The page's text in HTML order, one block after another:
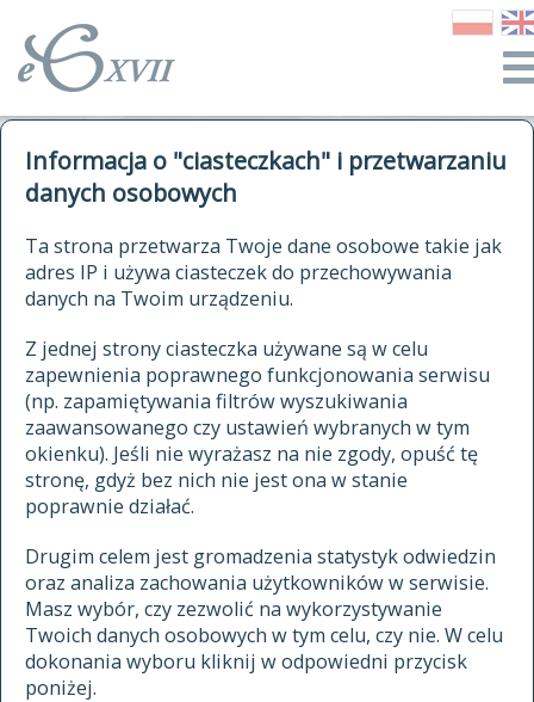
Informacja o "ciasteczkach" i przetwarzaniu
danych osobowych
Ta strona przetwarza Twoje dane osobowe takie jak
adres IP i używa ciasteczek do przechowywania
danych na Twoim urządzeniu.
Z jednej strony ciasteczka używane są w celu
zapewnienia poprawnego funkcjonowania serwisu
(np. zapamiętywania filtrów wyszukiwania
zaawansowanego czy ustawień wybranych w tym
okienku). Jeśli nie wyrażasz na nie zgody, opuść tę
stronę, gdyż bez nich nie jest ona w stanie
poprawnie działać.
Drugim celem jest gromadzenia statystyk odwiedzin
oraz analiza zachowania użytkowników w serwisie.
Masz wybór, czy zezwolić na wykorzystywanie
Twoich danych osobowych w tym celu, czy nie. W celu
dokonania wyboru kliknij w odpowiedni przycisk
poniżej.
autorzy Słownika
historia
publikacje
źródła
autorzy tekstów źródłowych
zasady opracowania
statystyki
najnowsze hasła
ostatnio zmodyfikowane hasła
materiały archiwalne
cytowanie
kontakt
kwerendy
jak cytować Słownik
ELEKTRONICZNY SŁOWNIK
JĘZYKA POLSKIEGO
XVII I XVIII WIEKU
znajdź hasła
zaczynające się od